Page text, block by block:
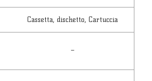
Cassetta, dischetto, Cartuccia
–